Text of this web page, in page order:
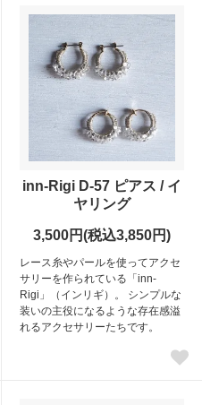
inn-Rigi D-57 ピアス / イ
ヤリング
3,500円(税込3,850円)
レース糸やパールを使ってアクセ
サリーを作られている「inn-
Rigi」（インリギ）。 シンプルな
装いの主役になるような存在感溢
れるアクセサリーたちです。